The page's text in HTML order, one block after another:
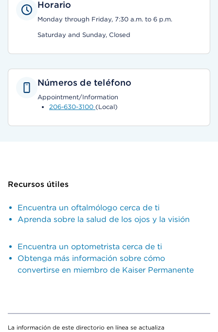
Horario
Monday through Friday, 7:30 a.m. to 6 p.m.
Saturday and Sunday, Closed
Números de teléfono
Appointment/Information
206-630-3100 (Local)
Recursos útiles
Encuentra un oftalmólogo cerca de ti
Aprenda sobre la salud de los ojos y la visión
Encuentra un optometrista cerca de ti
Obtenga más información sobre cómo
convertirse en miembro de Kaiser Permanente
La información de este directorio en línea se actualiza